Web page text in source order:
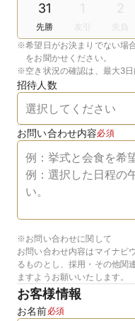
31
先勝
1
友引
2
先負
※希望日がお決まりでない場
をお聞かせください。
※空き状況の確認は、最大3日
招待人数
お問い合わせ内容必須
※お問い合わせに関して
お問い合わせ内容はマイナビ
るものとし、採用・その他関
ますようお願いいたします。
お客様情報
お名前必須